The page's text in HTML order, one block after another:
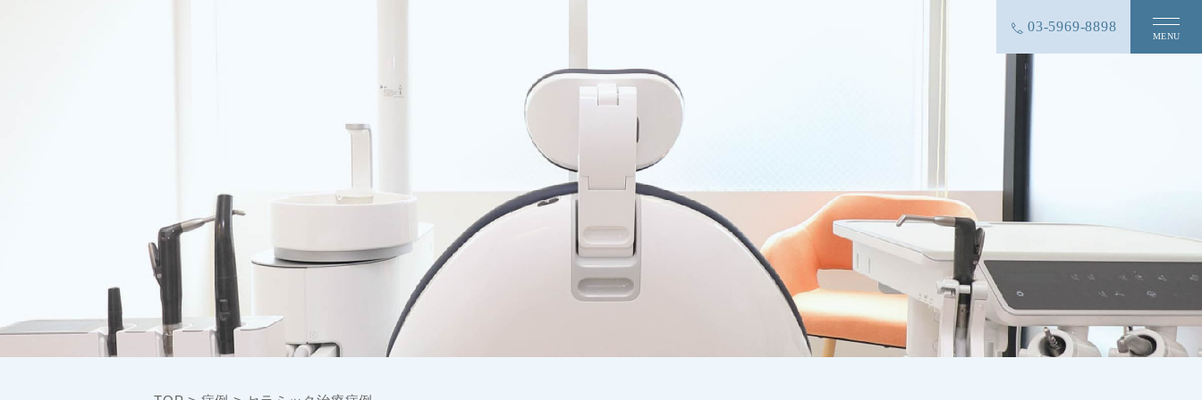
MENU
03-5969-8898